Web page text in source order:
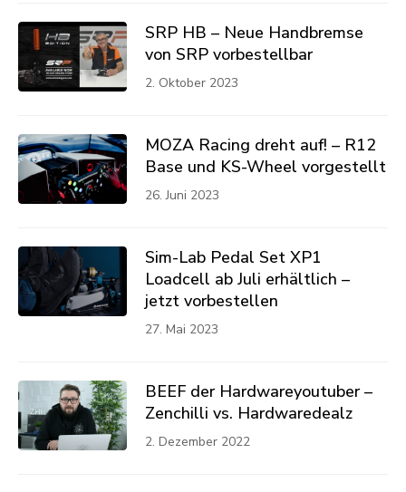
SRP HB – Neue Handbremse
von SRP vorbestellbar
2. Oktober 2023
MOZA Racing dreht auf! – R12
Base und KS-Wheel vorgestellt
26. Juni 2023
Sim-Lab Pedal Set XP1
Loadcell ab Juli erhältlich –
jetzt vorbestellen
27. Mai 2023
BEEF der Hardwareyoutuber –
Zenchilli vs. Hardwaredealz
2. Dezember 2022